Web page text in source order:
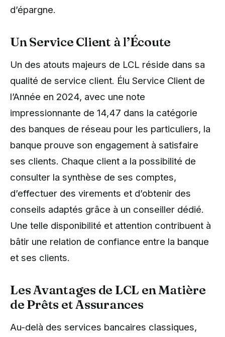
d’épargne.
Un Service Client à l’Écoute
Un des atouts majeurs de LCL réside dans sa
qualité de service client. Élu Service Client de
l’Année en 2024, avec une note
impressionnante de 14,47 dans la catégorie
des banques de réseau pour les particuliers, la
banque prouve son engagement à satisfaire
ses clients. Chaque client a la possibilité de
consulter la synthèse de ses comptes,
d’effectuer des virements et d’obtenir des
conseils adaptés grâce à un conseiller dédié.
Une telle disponibilité et attention contribuent à
bâtir une relation de confiance entre la banque
et ses clients.
Les Avantages de LCL en Matière
de Prêts et Assurances
Au-delà des services bancaires classiques,